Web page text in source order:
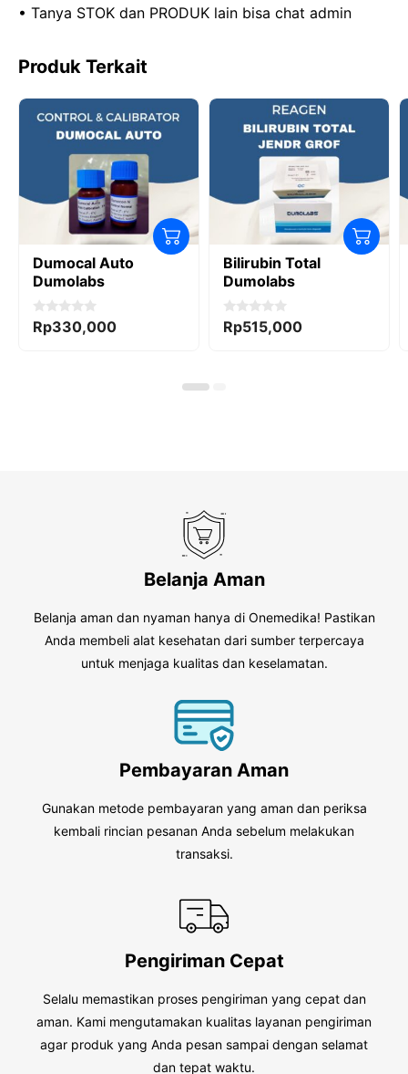
• Tanya STOK dan PRODUK lain bisa chat admin
Produk Terkait
Dumocal Auto
Dumolabs
0
o
Rp330,000
Bilirubin Total
Dumolabs
0
o
Rp515,000
Belanja Aman
Belanja aman dan nyaman hanya di Onemedika! Pastikan
Anda membeli alat kesehatan dari sumber terpercaya
untuk menjaga kualitas dan keselamatan.
Pembayaran Aman
Gunakan metode pembayaran yang aman dan periksa
kembali rincian pesanan Anda sebelum melakukan
transaksi.
Pengiriman Cepat
Selalu memastikan proses pengiriman yang cepat dan
aman. Kami mengutamakan kualitas layanan pengiriman
agar produk yang Anda pesan sampai dengan selamat
dan tepat waktu.